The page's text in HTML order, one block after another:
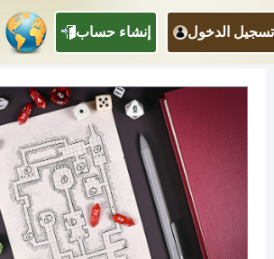
إنشاء حساب تسجيل الدخول